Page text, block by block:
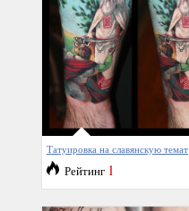
Татуировка на славянскую темат
Рейтинг 1